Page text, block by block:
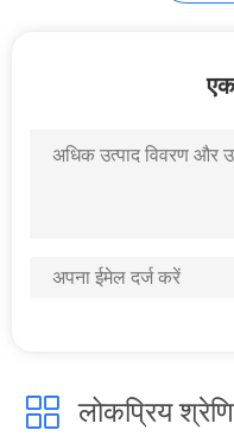
लोकप्रिय